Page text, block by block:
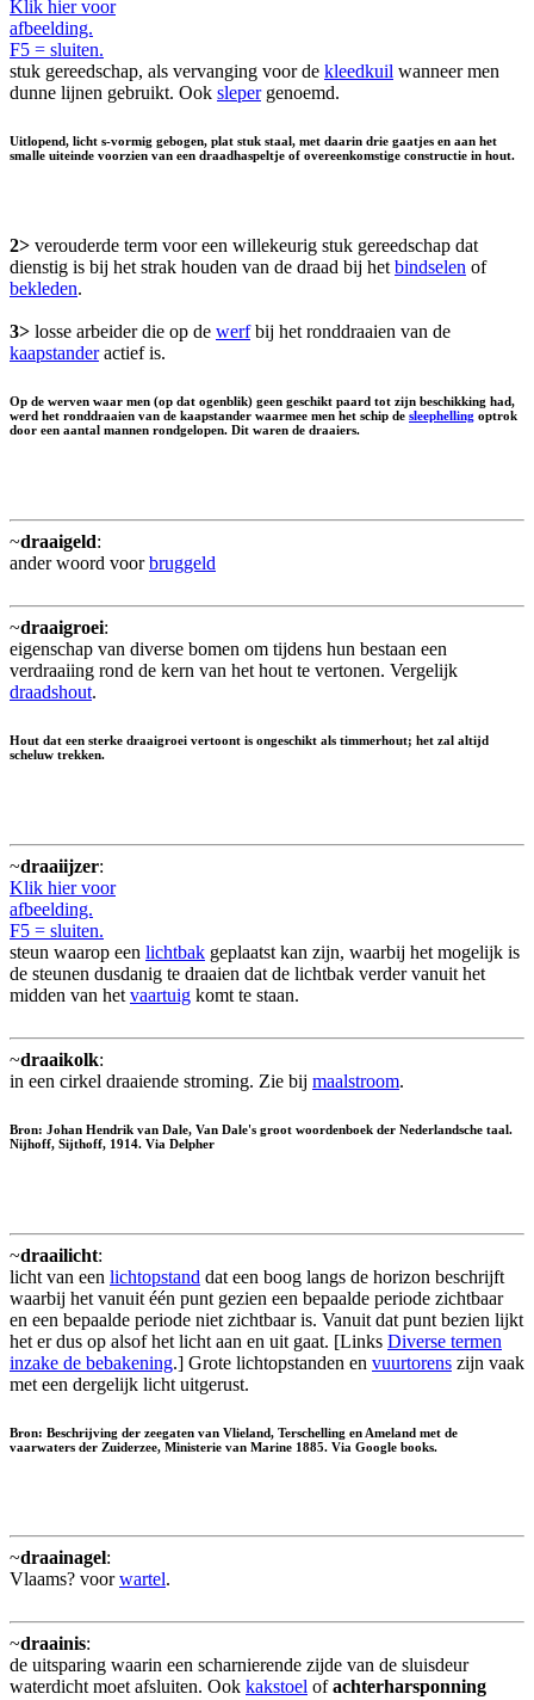
Klik hier voor
afbeelding.
F5 = sluiten.
stuk gereedschap, als vervanging voor de kleedkuil wanneer men
dunne lijnen gebruikt. Ook slepergenoemd.
Uitlopend, licht s-vormig gebogen, plat stuk staal, met daarin drie gaatjes en aan het
smalle uiteinde voorzien van een draadhaspeltje of overeenkomstige constructie in hout.
2> verouderde term voor een willekeurig stuk gereedschap dat
dienstig is bij het strak houden van de draad bij het bindselen of
bekleden.
3> losse arbeider die op de werfbij het ronddraaien van de
kaapstanderactief is.
Op de werven waar men (op dat ogenblik) geen geschikt paard tot zijn beschikking had,
werd het ronddraaien van de kaapstander waarmee men het schip de sleephelling optrok
door een aantal mannen rondgelopen. Dit waren de draaiers.
~draaigeld:
ander woord voorbruggeld
~draaigroei:
eigenschap van diverse bomen om tijdens hun bestaan een
verdraaiing rond de kern van het hout te vertonen. Vergelijk
draadshout.
Hout dat een sterke draaigroei vertoont is ongeschikt als timmerhout; het zal altijd
scheluw trekken.
~draaiijzer:
Klik hier voor
afbeelding.
F5 = sluiten.
steun waarop een lichtbak geplaatst kan zijn, waarbij het mogelijk is
de steunen dusdanig te draaien dat de lichtbak verder vanuit het
midden van het vaartuig komt te staan.
~draaikolk:
in een cirkel draaiende stroming. Zie bij maalstroom.
Bron: Johan Hendrik van Dale, Van Dale's groot woordenboek der Nederlandsche taal.
Nijhoff, Sijthoff, 1914. Via Delpher
~draailicht:
licht van een lichtopstand dat een boog langs de horizon beschrijft
waarbij het vanuit één punt gezien een bepaalde periode zichtbaar
en een bepaalde periode niet zichtbaar is. Vanuit dat punt bezien lijkt
het er dus op alsof het licht aan en uit gaat. [Links Diverse termen
inzake de bebakening.] Grote lichtopstanden en vuurtorens zijn vaak
met een dergelijk licht uitgerust.
Bron: Beschrijving der zeegaten van Vlieland, Terschelling en Ameland met de
vaarwaters der Zuiderzee, Ministerie van Marine 1885. Via Google books.
~draainagel:
Vlaams? voorwartel.
~draainis:
de uitsparing waarin een scharnierende zijde van de sluisdeur
waterdicht moet afsluiten. Ook kakstoel ofachterharsponning